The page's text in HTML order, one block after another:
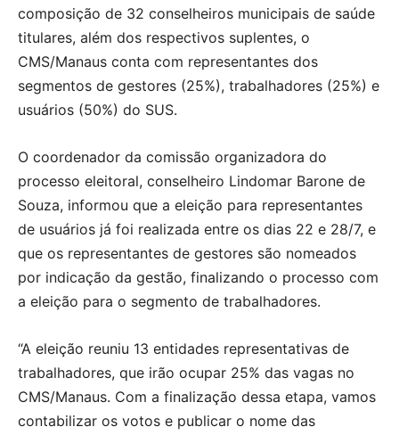
composição de 32 conselheiros municipais de saúde
titulares, além dos respectivos suplentes, o
CMS/Manaus conta com representantes dos
segmentos de gestores (25%), trabalhadores (25%) e
usuários (50%) do SUS.
O coordenador da comissão organizadora do
processo eleitoral, conselheiro Lindomar Barone de
Souza, informou que a eleição para representantes
de usuários já foi realizada entre os dias 22 e 28/7, e
que os representantes de gestores são nomeados
por indicação da gestão, finalizando o processo com
a eleição para o segmento de trabalhadores.
“A eleição reuniu 13 entidades representativas de
trabalhadores, que irão ocupar 25% das vagas no
CMS/Manaus. Com a finalização dessa etapa, vamos
contabilizar os votos e publicar o nome das